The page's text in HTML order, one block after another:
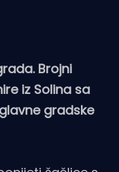
Brojni
iz Solina sa
gradske